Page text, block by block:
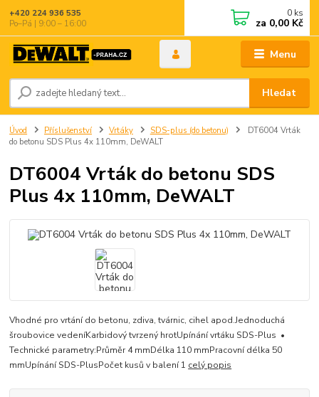
Menu
Hledat
+420 224 936 535
Po–Pá | 9:00 – 16:00
0 ks
za 0,00 Kč
Úvod Příslušenství Vrtáky SDS-plus (do betonu)
DT6004 Vrták
do betonu SDS Plus 4x 110mm, DeWALT
DT6004 Vrták do betonu SDS
Plus 4x 110mm, DeWALT
Vhodné pro vrtání do betonu, zdiva, tvárnic, cihel apod.Jednoduchá
šroubovice vedeníKarbidový tvrzený hrotUpínání vrtáku SDS-Plus •
Technické parametry:Průměr 4 mmDélka 110 mmPracovní délka 50
mmUpínání SDS-PlusPočet kusů v balení 1 celý popis